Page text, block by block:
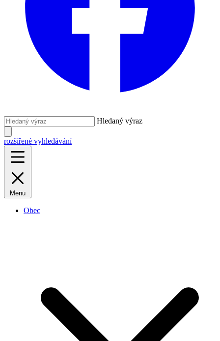
Hledaný výraz
rozšířené vyhledávání
Menu
Obec